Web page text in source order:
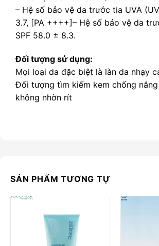
– Hệ số bảo vệ da trước tia UVA
3.7, [PA ++++]– Hệ số bảo vệ da
SPF 58.0 ± 8.3.
Đối tượng sử dụng:
Mọi loại da đặc biệt là làn da nhạy
Đối tượng tìm kiếm kem chống
không nhờn rít
SẢN PHẨM TƯƠNG TỰ